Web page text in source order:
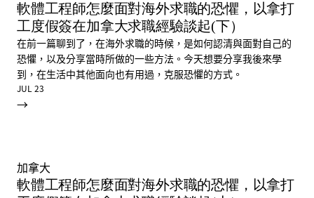
軟體工程師怎麼面對海外求職的恐懼，以拿打
工度假簽在加拿大求職經驗談起(下）
在前一篇聊到了，在海外求職的時候，是如何認清與面對自己的
恐懼，以及分享當時所做的一些方法。今天想要分享我後來學
到，在生活中其他面向也有用過，克服恐懼的方式。
JUL 23
→
加拿大
軟體工程師怎麼面對海外求職的恐懼，以拿打